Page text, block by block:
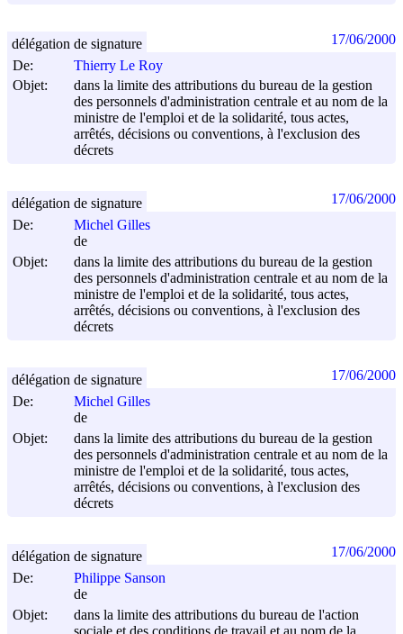
De:
Thierry Le Roy
Objet:
dans la limite des attributions du bureau de la gestion
des personnels d'administration centrale et au nom de la
ministre de l'emploi et de la solidarité, tous actes,
arrêtés, décisions ou conventions, à l'exclusion des
décrets
délégation de signature 17/06/2000
De:
Michel Gilles
de
Objet:
dans la limite des attributions du bureau de la gestion
des personnels d'administration centrale et au nom de la
ministre de l'emploi et de la solidarité, tous actes,
arrêtés, décisions ou conventions, à l'exclusion des
décrets
délégation de signature 17/06/2000
De:
Michel Gilles
de
Objet:
dans la limite des attributions du bureau de la gestion
des personnels d'administration centrale et au nom de la
ministre de l'emploi et de la solidarité, tous actes,
arrêtés, décisions ou conventions, à l'exclusion des
décrets
délégation de signature 17/06/2000
De:
Philippe Sanson
de
Objet:
dans la limite des attributions du bureau de l'action
sociale et des conditions de travail et au nom de la
délégation de signature 17/06/2000